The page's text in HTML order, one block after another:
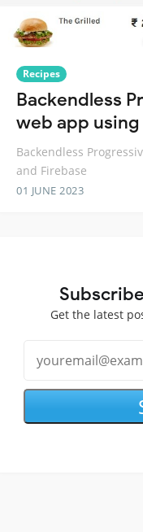
Recipes
Backendless
web app
Backendless
and Firebase
01 JUNE 2023
Get the latest